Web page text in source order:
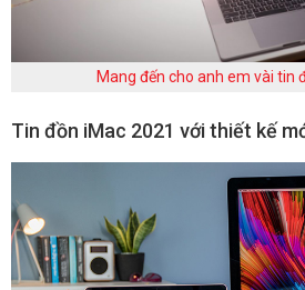
Mang đến cho anh em vài tin
Tin đồn iMac 2021 với thiết kế